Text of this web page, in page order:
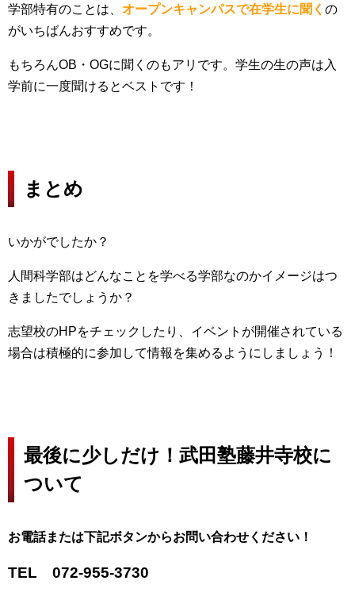
学部特有のことは、 オープンキャンパスで在学生に聞く の
がいちばんおすすめです。
もちろんOB・OGに聞くのもアリです。学生の生の声は入
学前に一度聞けるとベストです！
まとめ
いかがでしたか？
人間科学部はどんなことを学べる学部なのかイメージはつ
きましたでしょうか？
志望校のHPをチェックしたり、イベントが開催されている
場合は積極的に参加して情報を集めるようにしましょう！
最後に少しだけ！武田塾藤井寺校に
ついて
お電話または下記ボタンからお問い合わせください！
TEL 072-955-3730